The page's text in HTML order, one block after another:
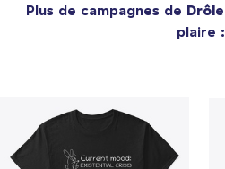
Plus de campagnes de Drôle
plaire :